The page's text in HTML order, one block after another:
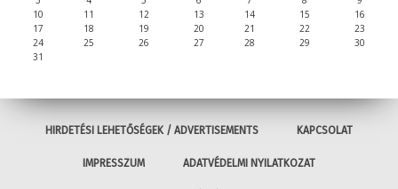
10
11 12 13 14 15
16
17
18 19 20 21 22
23
24
25 26 27 28 29
30
31
HIRDETÉSI LEHETŐSÉGEK / ADVERTISEMENTS KAPCSOLAT
IMPRESSZUM ADATVÉDELMI NYILATKOZAT